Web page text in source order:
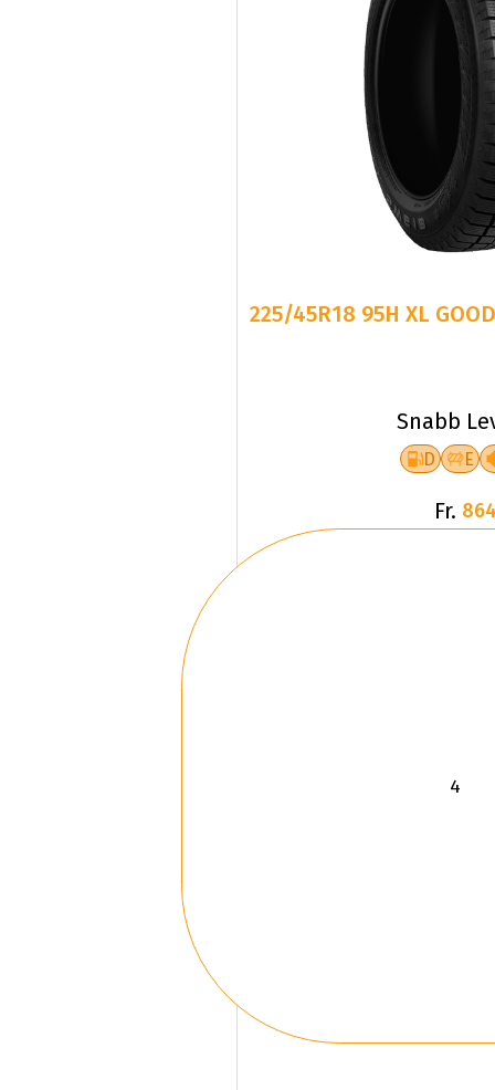
225/45R18 95H XL
Snabb
D E
Fr.